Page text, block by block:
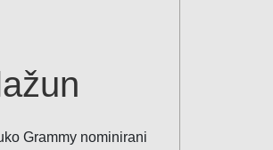
Grammy nominirani